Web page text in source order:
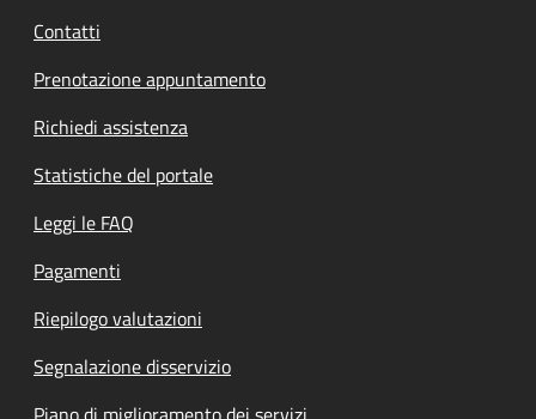
Contatti
Prenotazione appuntamento
Richiedi assistenza
Statistiche del portale
Leggi le FAQ
Pagamenti
Riepilogo valutazioni
Segnalazione disservizio